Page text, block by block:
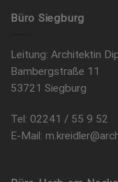
Büro Siegburg
Leitung: Architektin
Bambergstraße 11
53721 Siegburg
Tel: 02241 / 55 9 52
E-Mail: